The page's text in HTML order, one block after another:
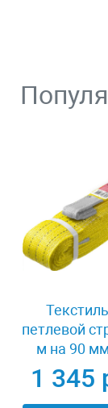
петлевой
м на 90
43553-
1 345